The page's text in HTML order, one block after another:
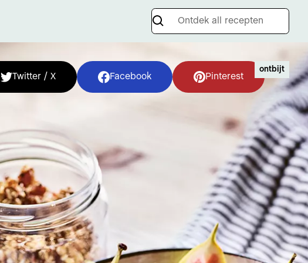
Twitter / X Facebook Pinterest
ontbijt